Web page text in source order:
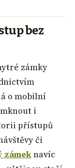
bez
zámky
o mobilní
i
přístupů
či
zámeknavíc